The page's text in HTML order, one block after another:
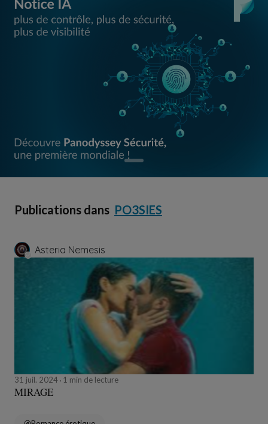
Publications dans PO3SIES
Asteria Nemesis
31 juil. 2024 1 min de lecture
MIRAGE